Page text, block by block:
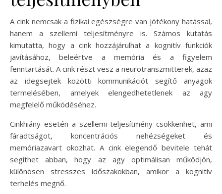
A cink nemcsak a fizikai egészségre van jótékony hatással,
hanem a szellemi teljesítményre is. Számos kutatás
kimutatta, hogy a cink hozzájárulhat a kognitív funkciók
javításához, beleértve a memória és a figyelem
fenntartását. A cink részt vesz a neurotranszmitterek, azaz
az idegsejtek közötti kommunikációt segítő anyagok
termelésében, amelyek elengedhetetlenek az agy
megfelelő működéséhez.
Cinkhiány esetén a szellemi teljesítmény csökkenhet, ami
fáradtságot, koncentrációs nehézségeket és
memóriazavart okozhat. A cink elegendő bevitele tehát
segíthet abban, hogy az agy optimálisan működjön,
különösen stresszes időszakokban, amikor a kognitív
terhelés megnő.